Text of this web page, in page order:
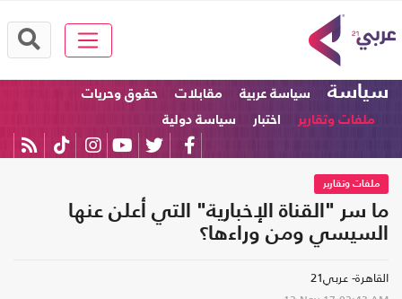
سياسة سياسة عربية مقابلات
حقوق وحريات
ملفات وتقارير
اختبار سياسة دولية
ملفات وتقارير
ما سر "القناة الإخبارية" التي أعلن عنها
السيسي ومن وراءها؟
القاهرة- عربي21